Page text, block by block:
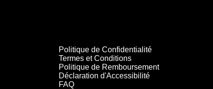
Politique de Confidentialité
Termes et Conditions
Politique de Remboursement
Déclaration d'Accessibilité
FAQ